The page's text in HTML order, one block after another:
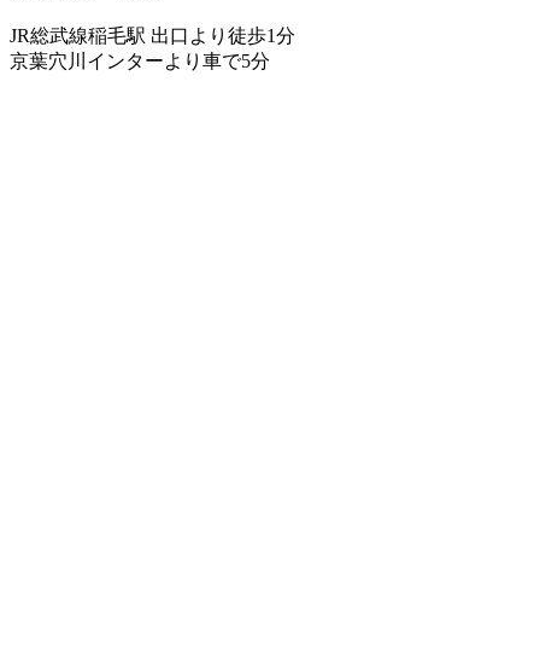
JR総武線稲毛駅 出口より徒歩1分
京葉穴川インターより車で5分